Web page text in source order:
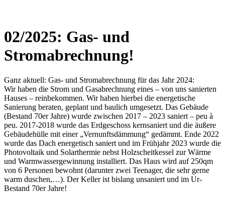
02/2025: Gas- und
Stromabrechnung!
Ganz aktuell: Gas- und Stromabrechnung für das Jahr 2024:
Wir haben die Strom und Gasabrechnung eines – von uns sanierten
Hauses – reinbekommen. Wir haben hierbei die energetische
Sanierung beraten, geplant und baulich umgesetzt. Das Gebäude
(Bestand 70er Jahre) wurde zwischen 2017 – 2023 saniert – peu à
peu. 2017-2018 wurde das Erdgeschoss kernsaniert und die äußere
Gebäudehülle mit einer „Vernunftsdämmung“ gedämmt. Ende 2022
wurde das Dach energetisch saniert und im Frühjahr 2023 wurde die
Photovoltaik und Solarthermie nebst Holzscheitkessel zur Wärme
und Warmwassergewinnung installiert. Das Haus wird auf 250qm
von 6 Personen bewohnt (darunter zwei Teenager, die sehr gerne
warm duschen,…). Der Keller ist bislang unsaniert und im Ur-
Bestand 70er Jahre!